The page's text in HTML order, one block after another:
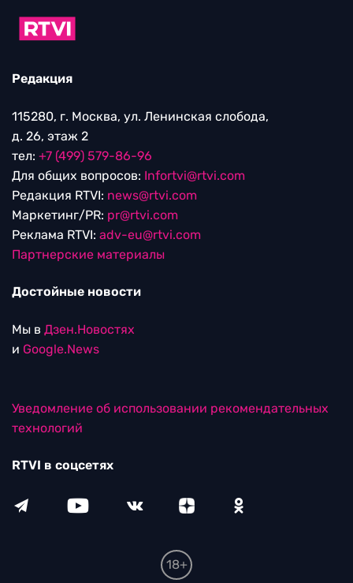
Редакция
115280, г. Москва, ул. Ленинская слобода,
д. 26, этаж 2
тел: +7 (499) 579-86-96
Для общих вопросов: Infortvi@rtvi.com
Редакция RTVI: news@rtvi.com
Маркетинг/PR: pr@rtvi.com
Реклама RTVI: adv-eu@rtvi.com
Партнерские материалы
Достойные новости
Мы в Дзен.Новостях
и Google.News
Уведомление об использовании рекомендательных
технологий
RTVI в соцсетях
18+